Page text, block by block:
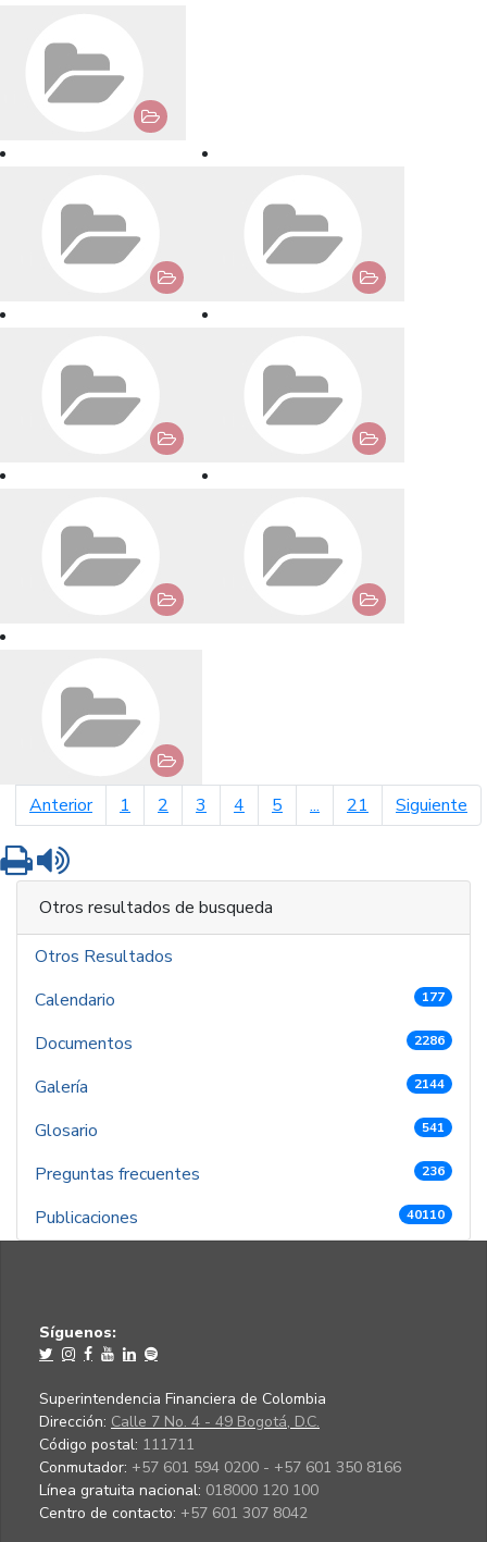
Anteriorpágina anterior
1 2 3 4 5 ... 21 Siguiente
Imprimir
Otros resultados de busqueda
Otros Resultados
Calendario
177
Documentos 2286
Galería 2144
Glosario 541
Preguntas frecuentes 236
Publicaciones 40110
Síguenos:
Superintendencia Financiera de Colombia
Dirección: Calle 7 No. 4 - 49 Bogotá, D.C.
Código postal: 111711
Conmutador: +57 601 594 0200 - +57 601 350 8166
Línea gratuita nacional: 018000 120 100
Centro de contacto: +57 601 307 8042